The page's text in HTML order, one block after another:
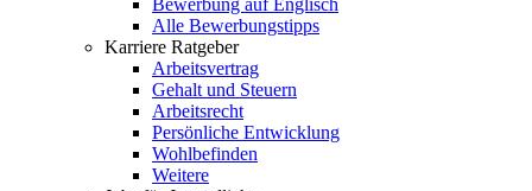
Bewerbung auf Englisch
Alle Bewerbungstipps
Karriere Ratgeber
Arbeitsvertrag
Gehalt und Steuern
Arbeitsrecht
Persönliche Entwicklung
Wohlbefinden
Weitere